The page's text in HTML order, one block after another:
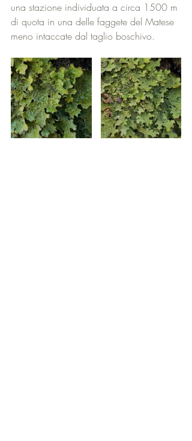
una stazione individuata a circa 1500 m
di quota in una delle faggete del Matese
meno intaccate dal taglio boschivo.